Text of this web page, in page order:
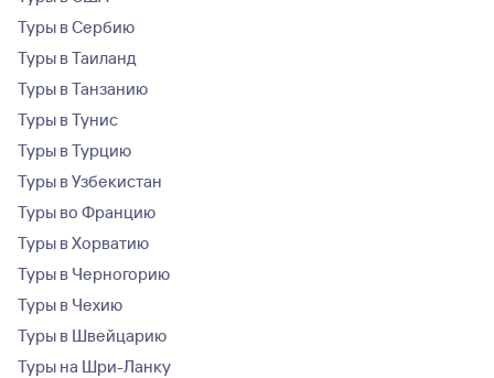
Туры в Сербию
Туры в Таиланд
Туры в Танзанию
Туры в Тунис
Туры в Турцию
Туры в Узбекистан
Туры во Францию
Туры в Хорватию
Туры в Черногорию
Туры в Чехию
Туры в Швейцарию
Туры на Шри-Ланку